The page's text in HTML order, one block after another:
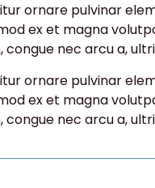
ornare pulvinar
ex et magna
nec arcu a,
ornare pulvinar
ex et magna
nec arcu a,